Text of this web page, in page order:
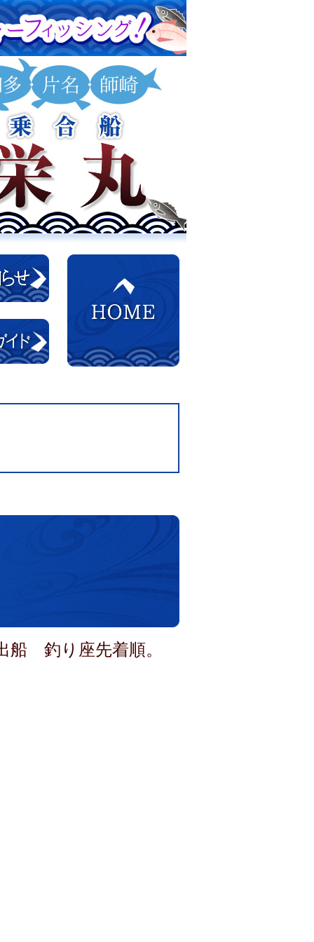
船 釣り座先着順。